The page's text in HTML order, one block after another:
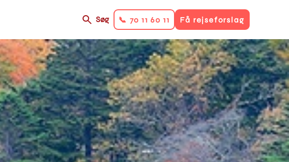
secondary
Søg 📞 70 11 60 11 Få rejseforslag